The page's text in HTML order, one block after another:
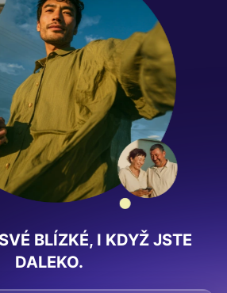
BLÍZKÉ, I KDYŽ JSTE
DALEKO.